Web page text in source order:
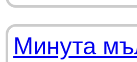
Минута